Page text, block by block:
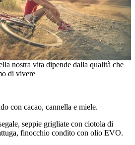
nostra vita dipende dalla qualità che
di vivere
con cacao, cannella e miele.
seppie grigliate con ciotola di
finocchio condito con olio EVO.